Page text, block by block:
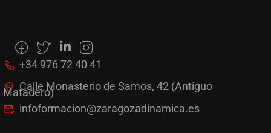
+34 976 72 40 41
Calle Monasterio de Samos, 42 (Antiguo
Matadero)
infoformacion@zaragozadinamica.es